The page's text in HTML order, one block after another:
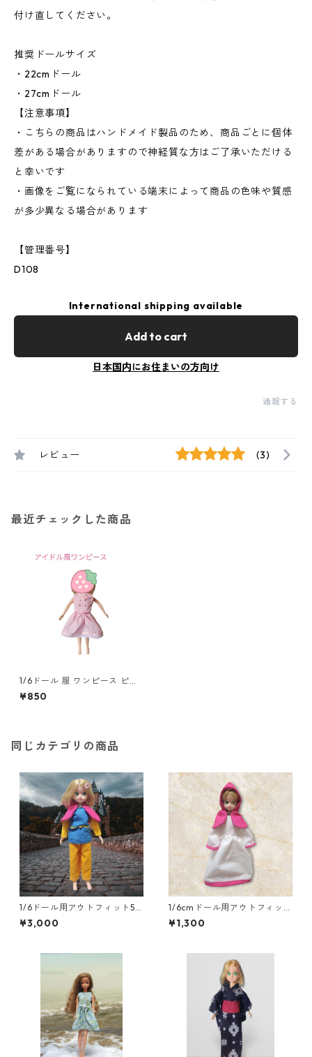
付け直してください。
推奨ドールサイズ
・22cmドール
・27cmドール
【注意事項】
・こちらの商品はハンドメイド製品のため、商品ごとに個体
差がある場合がありますので神経質な方はご了承いただける
と幸いです
・画像をご覧になられている端末によって商品の色味や質感
が多少異なる場合があります
【管理番号】
D108
International shipping available
Add to cart
日本国内にお住まいの方向け
通報する
レビュー (3)
最近チェックした商品
1/6ドール 服 ワンピース ピン
ク アウトフィット ノースリー
ブ アイドル風 d108 22cmドー
¥850
同じカテゴリの商品
1/6ドール用アウトフィット5
点セット 勇者風 一部難あ
り
¥3,000
1/6cmドール用アウトフィット
二点セット ふんわり袖のワ
ンピースとフードのセット R
¥1,300